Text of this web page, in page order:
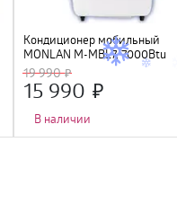
Кондиционер мобильный
MONLAN M-MBL7, 7000Btu
19 990
15 990
В наличии